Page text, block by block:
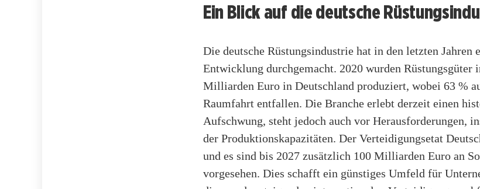
Ein Blick auf die deutsche
Die deutsche Rüstungsindustrie hat in den letzten Jahren
Entwicklung durchgemacht. 2020 wurden Rüstungsgüter
Milliarden Euro in Deutschland produziert, wobei 63 %
Raumfahrt entfallen. Die Branche erlebt derzeit einen
Aufschwung, steht jedoch auch vor Herausforderungen,
der Produktionskapazitäten. Der Verteidigungsetat
und es sind bis 2027 zusätzlich 100 Milliarden Euro an
vorgesehen. Dies schafft ein günstiges Umfeld für